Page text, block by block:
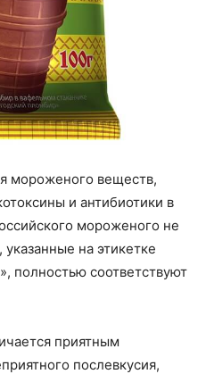
мороженого веществ,
и антибиотики в
мороженого не
на этикетке
полностью соответствуют
приятным
послевкусия,